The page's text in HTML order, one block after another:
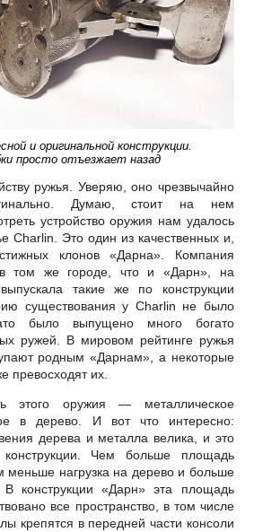
и оригинальной конструкции.
просто отъезжает назад
ружья. Уверяю, оно чрезвычайно
Думаю, стоит на нем
устройство оружия нам удалось
Charlin. Это один из качественных и,
клонов «Дарна». Компания
в том же городе, что и «Дарн», на
такие же по конструкции
существования у Charlin не было
было выпущено много богато
ружей. В мировом рейтинге ружья
родным «Дарнам», а некоторые
превосходят их.
этого оружия — металлическое
в дерево. И вот что интересно:
дерева и металла велика, и это
Чем больше площадь
меньше нагрузка на дерево и больше
конструкции «Дарн» эта площадь
все пространство, в том числе
крепятся в передней части консоли